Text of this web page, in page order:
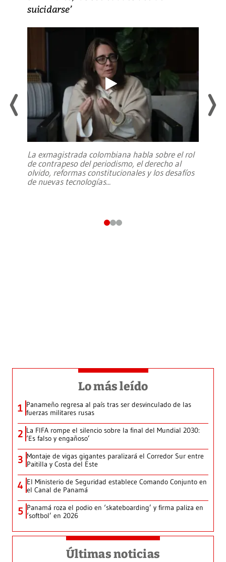
suicidarse’
La exmagistrada colombiana habla sobre el rol
de contrapeso del periodismo, el derecho al
olvido, reformas constitucionales y los desafíos
de nuevas tecnologías...
Lo más leído
1 Panameño regresa al país tras ser desvinculado de las
fuerzas militares rusas
2 La FIFA rompe el silencio sobre la final del Mundial 2030:
‘Es falso y engañoso’
3 Montaje de vigas gigantes paralizará el Corredor Sur entre
Paitilla y Costa del Este
4 El Ministerio de Seguridad establece Comando Conjunto en
el Canal de Panamá
5 Panamá roza el podio en ‘skateboarding’ y firma paliza en
‘softbol’ en 2026
Últimas noticias